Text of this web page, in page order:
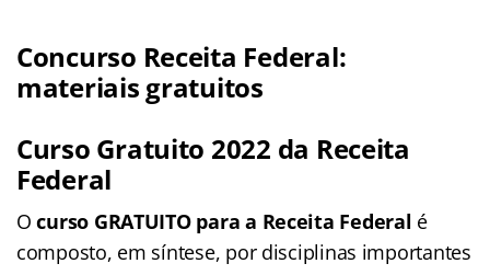
Concurso Receita Federal:
materiais gratuitos
Curso Gratuito 2022 da Receita
Federal
Ocurso GRATUITO para a Receita Federal é
composto, em síntese, por disciplinas importantes